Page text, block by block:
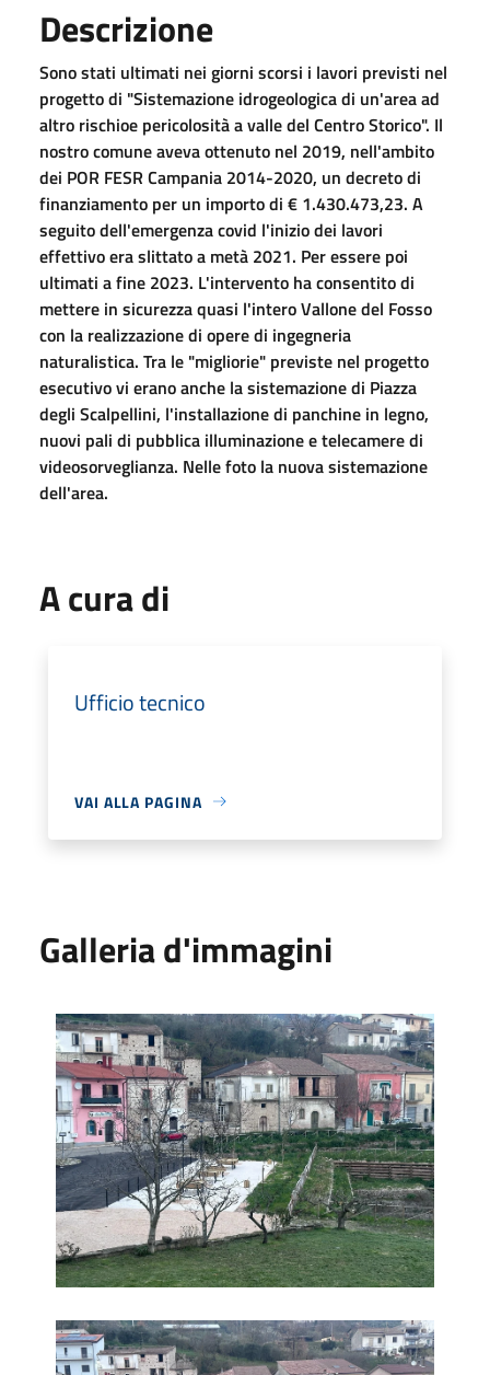
Descrizione
Sono stati ultimati nei giorni scorsi i lavori previsti nel
progetto di "Sistemazione idrogeologica di un'area ad
altro rischioe pericolosità a valle del Centro Storico". Il
nostro comune aveva ottenuto nel 2019, nell'ambito
dei POR FESR Campania 2014-2020, un decreto di
finanziamento per un importo di € 1.430.473,23. A
seguito dell'emergenza covid l'inizio dei lavori
effettivo era slittato a metà 2021. Per essere poi
ultimati a fine 2023. L'intervento ha consentito di
mettere in sicurezza quasi l'intero Vallone del Fosso
con la realizzazione di opere di ingegneria
naturalistica. Tra le "migliorie" previste nel progetto
esecutivo vi erano anche la sistemazione di Piazza
degli Scalpellini, l'installazione di panchine in legno,
nuovi pali di pubblica illuminazione e telecamere di
videosorveglianza. Nelle foto la nuova sistemazione
dell'area.
A cura di
Ufficio tecnico
VAI ALLA PAGINA
Galleria d'immagini
Parco
Parco